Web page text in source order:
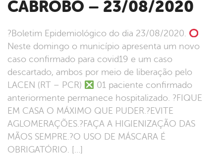
CABROBÓ – 23/08/2020
?Boletim Epidemiológico do dia 23/08/2020.
Neste domingo o município apresenta um novo
caso confirmado para covid19 e um caso
descartado, ambos por meio de liberação pelo
LACEN (RT – PCR)
01 paciente confirmado
anteriormente permanece hospitalizado. ?FIQUE
EM CASA O MÁXIMO QUE PUDER.?EVITE
AGLOMERAÇÕES.?FAÇA A HIGIENIZAÇÃO DAS
MÃOS SEMPRE.?O USO DE MÁSCARA É
OBRIGATÓRIO. […]